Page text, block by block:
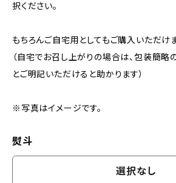
択ください。
もちろんご自宅用としてもご購入いただけま
（自宅でお召し上がりの場合は、包装簡略
とご明記いただけると助かります）
※写真はイメージです。
熨斗
選択なし